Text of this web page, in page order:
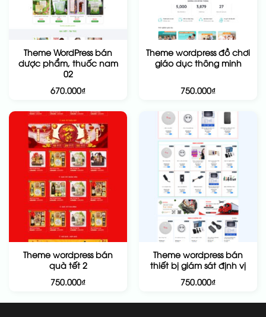
Theme WordPress bán
dược phẩm, thuốc nam
02
670.000₫
Theme wordpress đồ chơi
giáo dục thông minh
750.000₫
Theme wordpress bán
quà tết 2
750.000₫
Theme wordpress bán
thiết bị giám sát định vị
750.000₫